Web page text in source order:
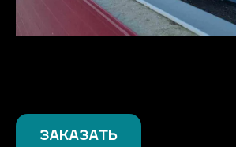
ЗАКАЗАТЬ